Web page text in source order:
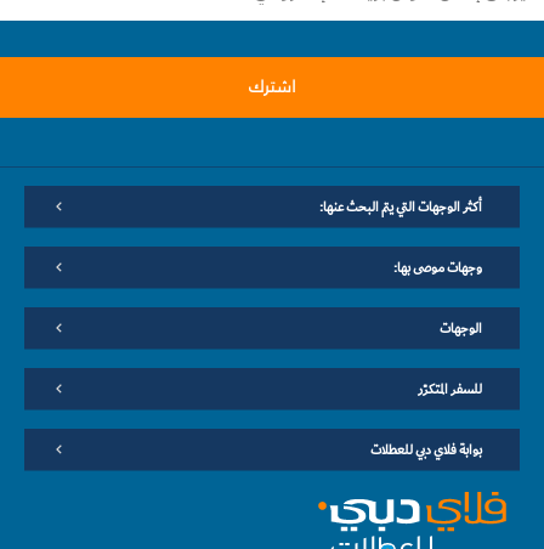
اشترك
أكثر الوجهات التي يتم البحث عنها:
وجهات موصى بها:
الوجهات
للسفر المتكرّر
بوابة فلاي دبي للعطلات